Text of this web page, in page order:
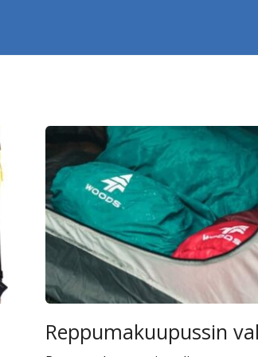
Reppumakuupussin